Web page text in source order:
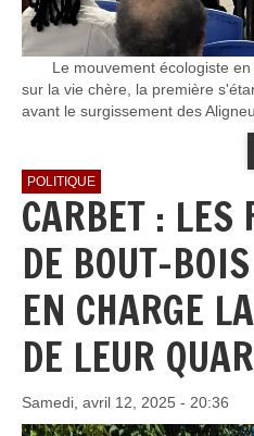
Le mouvement écologiste en
sur la vie chère, la première
avant le surgissement des
POLITIQUE
CARBET : LES
DE BOUT-
EN CHARGE
DE LEUR
Samedi, avril 12, 2025 - 20:36